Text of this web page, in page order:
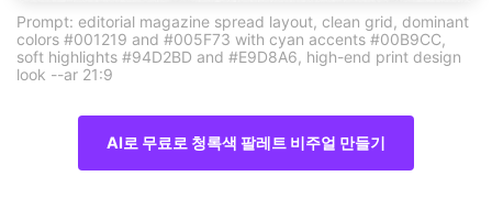
Prompt: editorial magazine spread layout, clean grid, dominant
colors #001219 and #005F73 with cyan accents #00B9CC,
soft highlights #94D2BD and #E9D8A6, high-end print design
look --ar 21:9
AI로 무료로 청록색 팔레트 비주얼 만들기